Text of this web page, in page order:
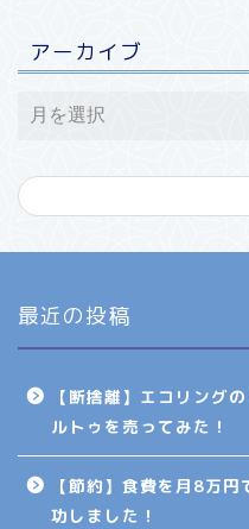
アーカイブ
最近の投稿
【断捨離】エコリング
ルトゥを売ってみた！
【節約】食費を月8万
功しました！